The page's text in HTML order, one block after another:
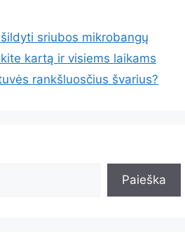
sriubos mikrobangų
kartą ir visiems laikams
rankšluosčius švarius?
Paieška